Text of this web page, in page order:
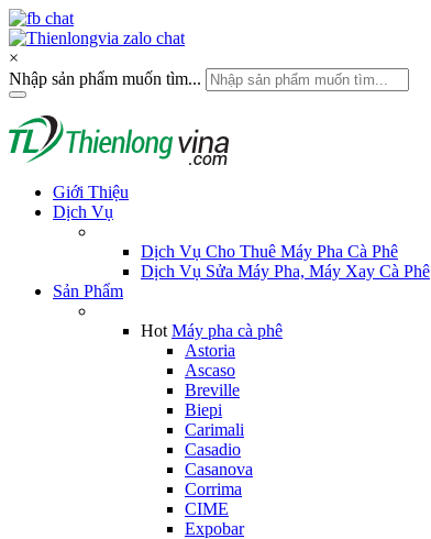
×
Nhập sản phẩm muốn tìm...
Giới Thiệu
Dịch Vụ
Dịch Vụ Cho Thuê Máy Pha Cà Phê
Dịch Vụ Sửa Máy Pha, Máy Xay Cà Phê
Sản Phẩm
Hot Máy pha cà phê
Astoria
Ascaso
Breville
Biepi
Carimali
Casadio
Casanova
Corrima
CIME
Expobar